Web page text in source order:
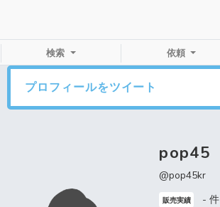
検索 依頼
プロフィールをツイート
pop45
@pop45kr
販売実績 - 件